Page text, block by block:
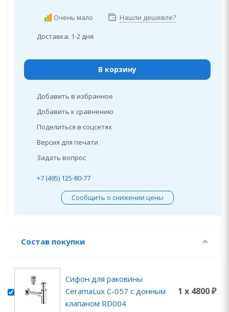
Очень мало Нашли дешевле?
Доставка: 1-2 дня
В корзину
Добавить в избранное
Добавить к сравнению
Поделиться в соцсетях
Версия для печати
Задать вопрос
+7 (495) 125-80-77
Сообщить о снижении цены
Состав покупки
Сифон для раковины
CeramaLux C-057 с донным
клапаном RD004
1 x 4800 ₽